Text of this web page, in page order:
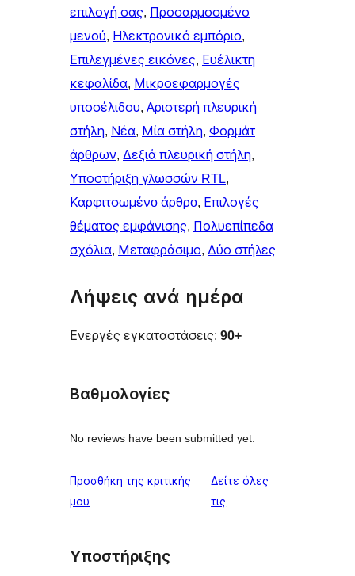
επιλογή σας, Προσαρμοσμένο
μενού, Ηλεκτρονικό εμπόριο
Επιλεγμένες εικόνες, Ευέλικτη
κεφαλίδα, Μικροεφαρμογές
υποσέλιδου, Αριστερή πλευρική
στήλη, Νέα, Μία στήλη, Φορμάτ
άρθρων, Δεξιά πλευρική στήλη
Υποστήριξη γλωσσών RTL
Καρφιτσωμένo άρθρo, Επιλογές
θέματος εμφάνισης, Πολυεπίπεδα
σχόλια, Μεταφράσιμο, Δύο στήλες
Λήψεις ανά ημέρα
Ενεργές εγκαταστάσεις: 90+
Βαθμολογίες
No reviews have been submitted yet.
Προσθήκη της κριτικής
μου
Δείτε όλες
τις
Υποστήριξης